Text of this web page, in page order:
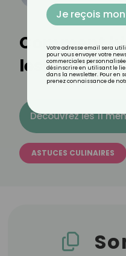
Comment
les petits
Découvrez les 11
ASTUCES CULINAIRES
Je reçois
Votre adresse email sera
pour vous envoyer votre
commerciales
désinscrire en utilisant le
dans la newsletter. Pour en
prenez connaissance de